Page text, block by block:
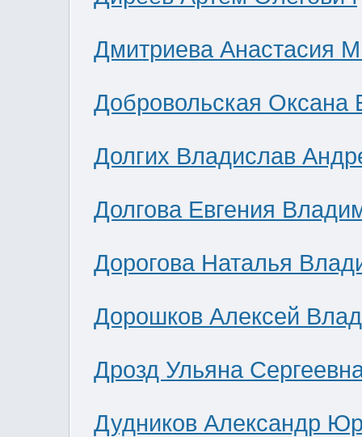
Дмитриева Анастасия
Добровольская Оксана
Долгих Владислав
Долгова Евгения
Дорогова Наталья
Дорошков Алексей
Дрозд Ульяна
Дудников Александр